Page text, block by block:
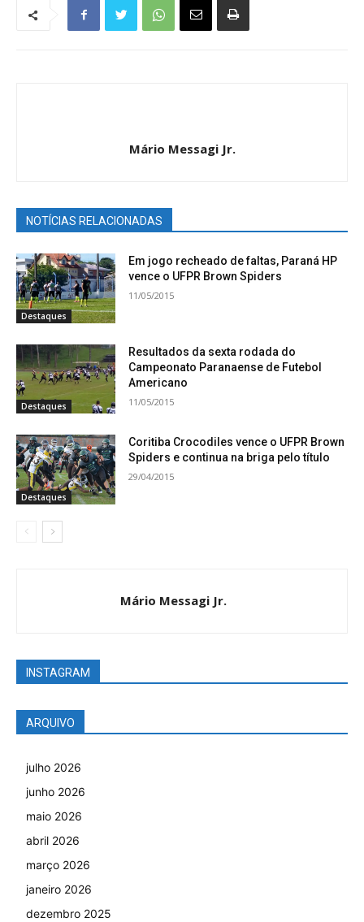
Mário Messagi Jr.
NOTÍCIAS RELACIONADAS
Destaques
Em jogo recheado de faltas, Paraná HP
vence o UFPR Brown Spiders
11/05/2015
Destaques
Resultados da sexta rodada do
Campeonato Paranaense de Futebol
Americano
11/05/2015
Destaques
Coritiba Crocodiles vence o UFPR Brown
Spiders e continua na briga pelo título
29/04/2015
Mário Messagi Jr.
INSTAGRAM
ARQUIVO
julho 2026
junho 2026
maio 2026
abril 2026
março 2026
janeiro 2026
dezembro 2025